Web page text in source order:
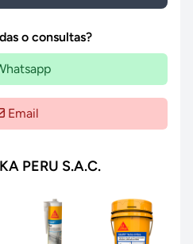
o consultas?
Email
PERU S.A.C.